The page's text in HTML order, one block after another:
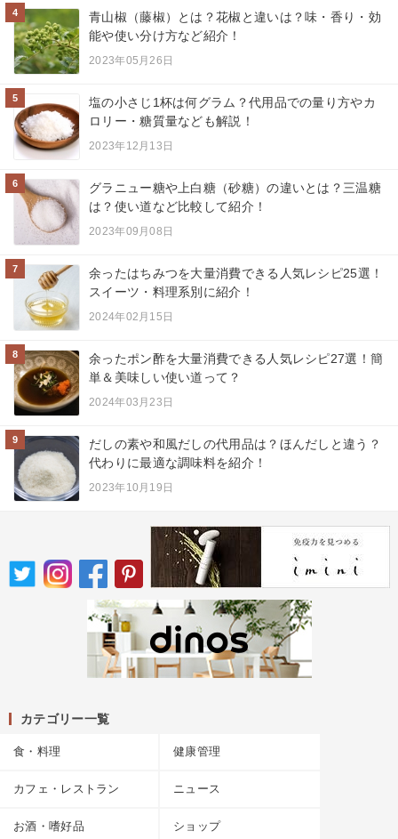
4
青山椒（藤椒）とは？花椒と違いは？味・香り・効
能や使い分け方など紹介！
2023年05月26日
5
塩の小さじ1杯は何グラム？代用品での量り方やカ
ロリー・糖質量なども解説！
2023年12月13日
6
グラニュー糖や上白糖（砂糖）の違いとは？三温糖
は？使い道など比較して紹介！
2023年09月08日
7
余ったはちみつを大量消費できる人気レシピ25選！
スイーツ・料理系別に紹介！
2024年02月15日
8
余ったポン酢を大量消費できる人気レシピ27選！簡
単＆美味しい使い道って？
2024年03月23日
9
だしの素や和風だしの代用品は？ほんだしと違う？
代わりに最適な調味料を紹介！
2023年10月19日
カテゴリー一覧
食・料理 健康管理
カフェ・レストラン ニュース
お酒・嗜好品 ショップ